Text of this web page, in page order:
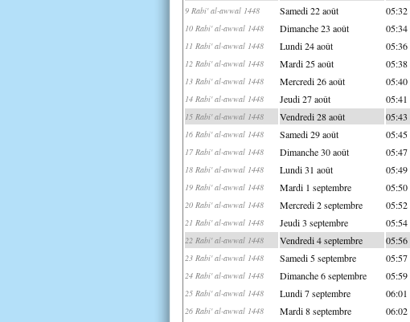
9 Rabi' al-awwal 1448 Samedi 22 août 05:32
10 Rabi' al-awwal 1448 Dimanche 23 août 05:34
11 Rabi' al-awwal 1448 Lundi 24 août 05:36
12 Rabi' al-awwal 1448 Mardi 25 août 05:38
13 Rabi' al-awwal 1448 Mercredi 26 août 05:40
14 Rabi' al-awwal 1448 Jeudi 27 août 05:41
15 Rabi' al-awwal 1448 Vendredi 28 août 05:43
16 Rabi' al-awwal 1448 Samedi 29 août 05:45
17 Rabi' al-awwal 1448 Dimanche 30 août 05:47
18 Rabi' al-awwal 1448 Lundi 31 août 05:49
19 Rabi' al-awwal 1448 Mardi 1 septembre 05:50
20 Rabi' al-awwal 1448 Mercredi 2 septembre 05:52
21 Rabi' al-awwal 1448 Jeudi 3 septembre 05:54
22 Rabi' al-awwal 1448 Vendredi 4 septembre 05:56
23 Rabi' al-awwal 1448 Samedi 5 septembre 05:57
24 Rabi' al-awwal 1448 Dimanche 6 septembre 05:59
25 Rabi' al-awwal 1448 Lundi 7 septembre 06:01
26 Rabi' al-awwal 1448 Mardi 8 septembre 06:02